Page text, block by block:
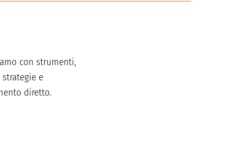
con strumenti,
e
diretto.